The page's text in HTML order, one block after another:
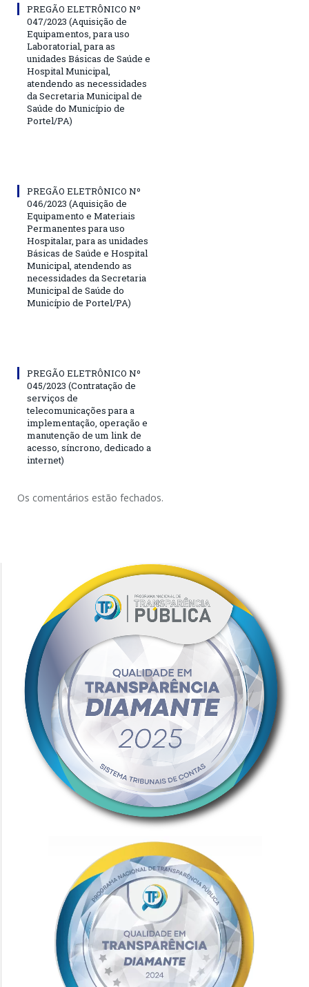
PREGÃO ELETRÔNICO Nº
047/2023 (Aquisição de
Equipamentos, para uso
Laboratorial, para as
unidades Básicas de Saúde e
Hospital Municipal,
atendendo as necessidades
da Secretaria Municipal de
Saúde do Município de
Portel/PA)
PREGÃO ELETRÔNICO Nº
046/2023 (Aquisição de
Equipamento e Materiais
Permanentes para uso
Hospitalar, para as unidades
Básicas de Saúde e Hospital
Municipal, atendendo as
necessidades da Secretaria
Municipal de Saúde do
Município de Portel/PA)
PREGÃO ELETRÔNICO Nº
045/2023 (Contratação de
serviços de
telecomunicações para a
implementação, operação e
manutenção de um link de
acesso, síncrono, dedicado a
internet)
Os comentários estão fechados.